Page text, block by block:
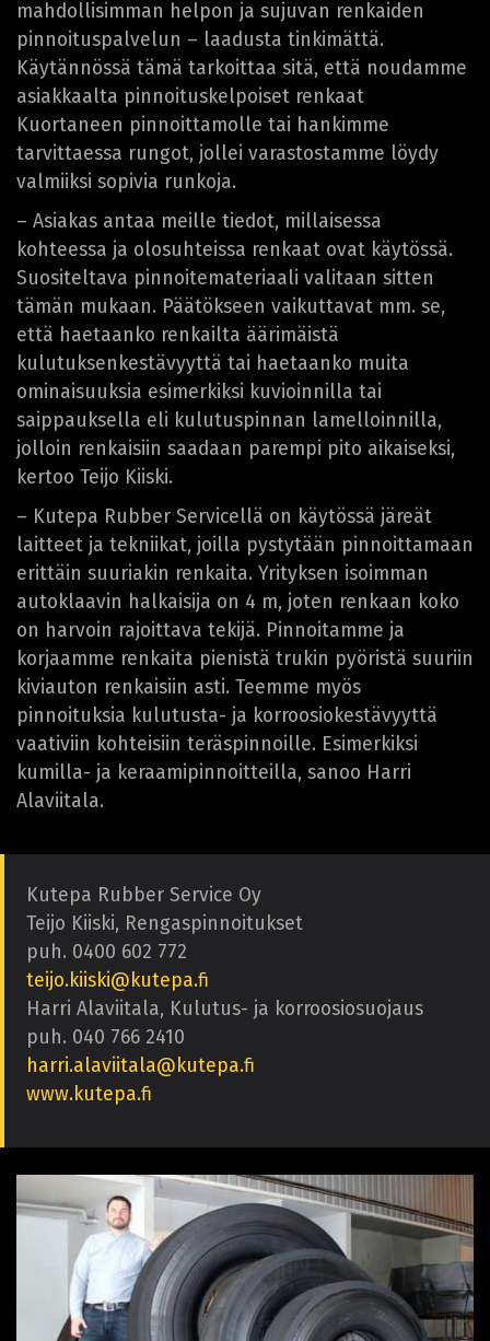
mahdollisimman helpon ja sujuvan renkaiden
pinnoituspalvelun – laadusta tinkimättä.
Käytännössä tämä tarkoittaa sitä, että noudamme
asiakkaalta pinnoituskelpoiset renkaat
Kuortaneen pinnoittamolle tai hankimme
tarvittaessa rungot, jollei varastostamme löydy
valmiiksi sopivia runkoja.
– Asiakas antaa meille tiedot, millaisessa
kohteessa ja olosuhteissa renkaat ovat käytössä.
Suositeltava pinnoitemateriaali valitaan sitten
tämän mukaan. Päätökseen vaikuttavat mm. se,
että haetaanko renkailta äärimäistä
kulutuksenkestävyyttä tai haetaanko muita
ominaisuuksia esimerkiksi kuvioinnilla tai
saippauksella eli kulutuspinnan lamelloinnilla,
jolloin renkaisiin saadaan parempi pito aikaiseksi,
kertoo Teijo Kiiski.
– Kutepa Rubber Servicellä on käytössä järeät
laitteet ja tekniikat, joilla pystytään pinnoittamaan
erittäin suuriakin renkaita. Yrityksen isoimman
autoklaavin halkaisija on 4 m, joten renkaan koko
on harvoin rajoittava tekijä. Pinnoitamme ja
korjaamme renkaita pienistä trukin pyöristä suuriin
kiviauton renkaisiin asti. Teemme myös
pinnoituksia kulutusta- ja korroosiokestävyyttä
vaativiin kohteisiin teräspinnoille. Esimerkiksi
kumilla- ja keraamipinnoitteilla, sanoo Harri
Alaviitala.
Kutepa Rubber Service Oy
Teijo Kiiski, Rengaspinnoitukset
puh. 0400 602 772
teijo.kiiski@kutepa.fi
Harri Alaviitala, Kulutus- ja korroosiosuojaus
puh. 040 766 2410
harri.alaviitala@kutepa.fi
www.kutepa.fi